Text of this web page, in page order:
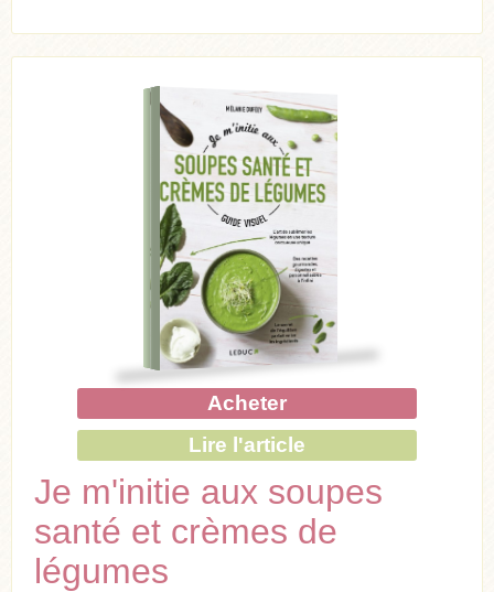
Acheter
Lire l'article
Je m'initie aux soupes
santé et crèmes de
légumes